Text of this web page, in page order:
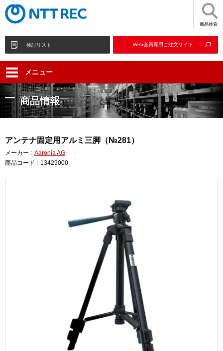
商品検索
検討リスト Web会員専用ご注文サイト
メニュー
商品情報
アンテナ固定用アルミ三脚（№281）
メーカー : Aaronia AG
商品コード : 13429000